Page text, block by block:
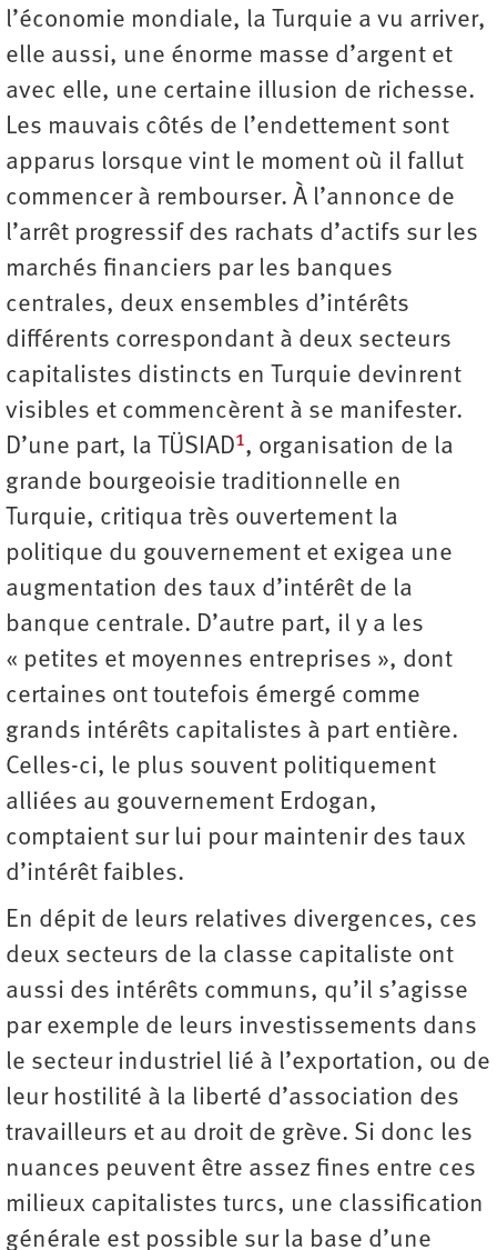
l’économie mondiale, la Turquie a vu arriver,
elle aussi, une énorme masse d’argent et
avec elle, une certaine illusion de richesse.
Les mauvais côtés de l’endettement sont
apparus lorsque vint le moment où il fallut
commencer à rembourser. À l’annonce de
l’arrêt progressif des rachats d’actifs sur les
marchés financiers par les banques
centrales, deux ensembles d’intérêts
différents correspondant à deux secteurs
capitalistes distincts en Turquie devinrent
visibles et commencèrent à se manifester.
D’une part, la TÜSIAD1, organisation de la
grande bourgeoisie traditionnelle en
Turquie, critiqua très ouvertement la
politique du gouvernement et exigea une
augmentation des taux d’intérêt de la
banque centrale. D’autre part, il y a les
« petites et moyennes entreprises », dont
certaines ont toutefois émergé comme
grands intérêts capitalistes à part entière.
Celles-ci, le plus souvent politiquement
alliées au gouvernement Erdogan,
comptaient sur lui pour maintenir des taux
d’intérêt faibles.
En dépit de leurs relatives divergences, ces
deux secteurs de la classe capitaliste ont
aussi des intérêts communs, qu’il s’agisse
par exemple de leurs investissements dans
le secteur industriel lié à l’exportation, ou de
leur hostilité à la liberté d’association des
travailleurs et au droit de grève. Si donc les
nuances peuvent être assez fines entre ces
milieux capitalistes turcs, une classification
générale est possible sur la base d’une